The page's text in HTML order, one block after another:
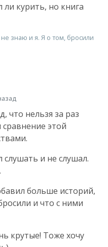
курить, но книга
знаю и я. Я о том, бросили
что нельзя за раз
этой
слушать и не слушал.
больше историй,
и что с ними
крутые! Тоже хочу